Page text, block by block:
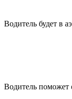
Водитель будет в
Водитель поможет